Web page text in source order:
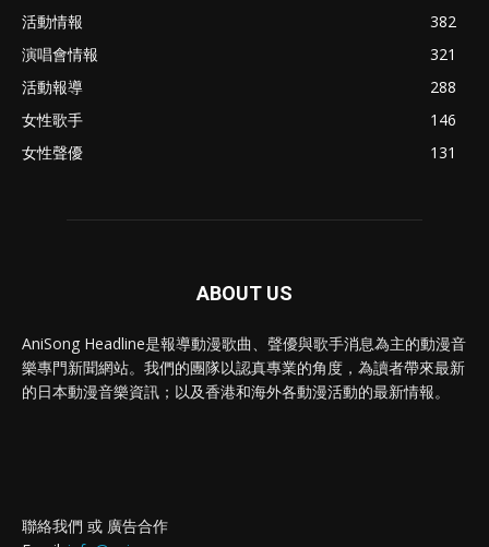
活動情報
382
演唱會情報
321
活動報導
288
女性歌手
146
女性聲優
131
ABOUT US
AniSong Headline是報導動漫歌曲、聲優與歌手消息為主的動漫音
樂專門新聞網站。我們的團隊以認真專業的角度，為讀者帶來最新
的日本動漫音樂資訊；以及香港和海外各動漫活動的最新情報。
聯絡我們 或 廣告合作